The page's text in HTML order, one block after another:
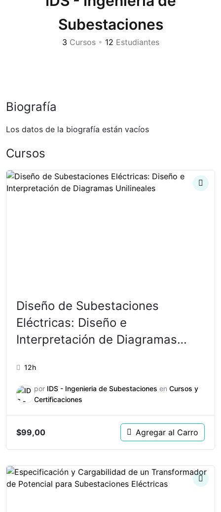
Subestaciones
3 Cursos • 12 Estudiantes
Biografía
Los datos de la biografía están vacíos
Cursos
Diseño de Subestaciones
Eléctricas: Diseño e
Interpretación de Diagramas
12h
por IDS - Ingenieria de Subestaciones en Cursos y
Certificaciones
$99,00 Agregar al Carro